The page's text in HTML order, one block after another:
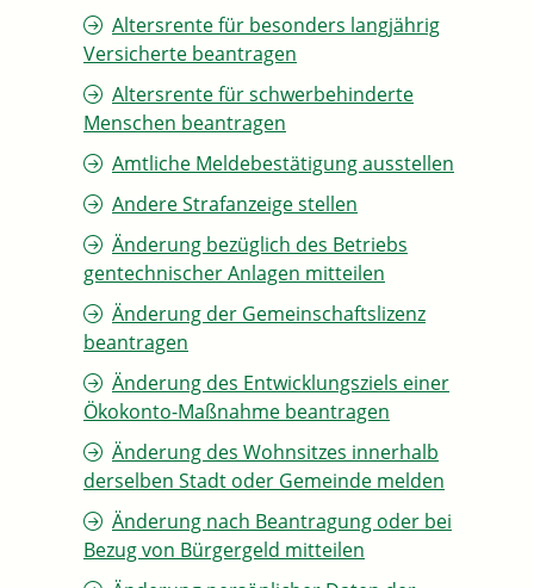
Altersrente für besonders langjährig
Versicherte beantragen
Altersrente für schwerbehinderte
Menschen beantragen
Amtliche Meldebestätigung ausstellen
Andere Strafanzeige stellen
Änderung bezüglich des Betriebs
gentechnischer Anlagen mitteilen
Änderung der Gemeinschaftslizenz
beantragen
Änderung des Entwicklungsziels einer
Ökokonto-Maßnahme beantragen
Änderung des Wohnsitzes innerhalb
derselben Stadt oder Gemeinde melden
Änderung nach Beantragung oder bei
Bezug von Bürgergeld mitteilen